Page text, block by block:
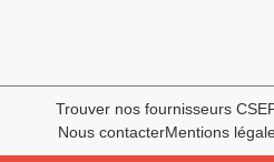
Trouver nos fournisseurs CSE
Nous contacterMentions